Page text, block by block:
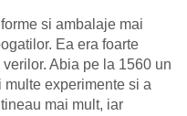
si ambalaje mai
Ea era foarte
Abia pe la 1560 un
experimente si a
mai mult, iar